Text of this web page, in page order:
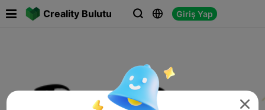
Creality Bulutu   Giriş Yap
